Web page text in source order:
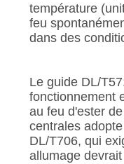
température
feu
dans des
Le guide DL/
fonctionnement
au feu d'ester
centrales
DL/T706, qui
allumage